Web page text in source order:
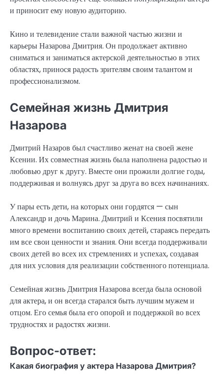
и приносит ему новую аудиторию.
Кино и телевидение стали важной частью жизни и
карьеры Назарова Дмитрия. Он продолжает активно
сниматься и заниматься актерской деятельностью в этих
областях, принося радость зрителям своим талантом и
профессионализмом.
Семейная жизнь Дмитрия
Назарова
Дмитрий Назаров был счастливо женат на своей жене
Ксении. Их совместная жизнь была наполнена радостью и
любовью друг к другу. Вместе они прожили долгие годы,
поддерживая и волнуясь друг за друга во всех начинаниях.
У пары есть дети, на которых они гордятся — сын
Александр и дочь Марина. Дмитрий и Ксения посвятили
много времени воспитанию своих детей, стараясь передать
им все свои ценности и знания. Они всегда поддерживали
своих детей во всех их стремлениях и успехах, создавая
для них условия для реализации собственного потенциала.
Семейная жизнь Дмитрия Назарова всегда была основой
для актера, и он всегда старался быть лучшим мужем и
отцом. Его семья была его опорой и поддержкой во всех
трудностях и радостях жизни.
Вопрос-ответ:
Какая биография у актера Назарова Дмитрия?